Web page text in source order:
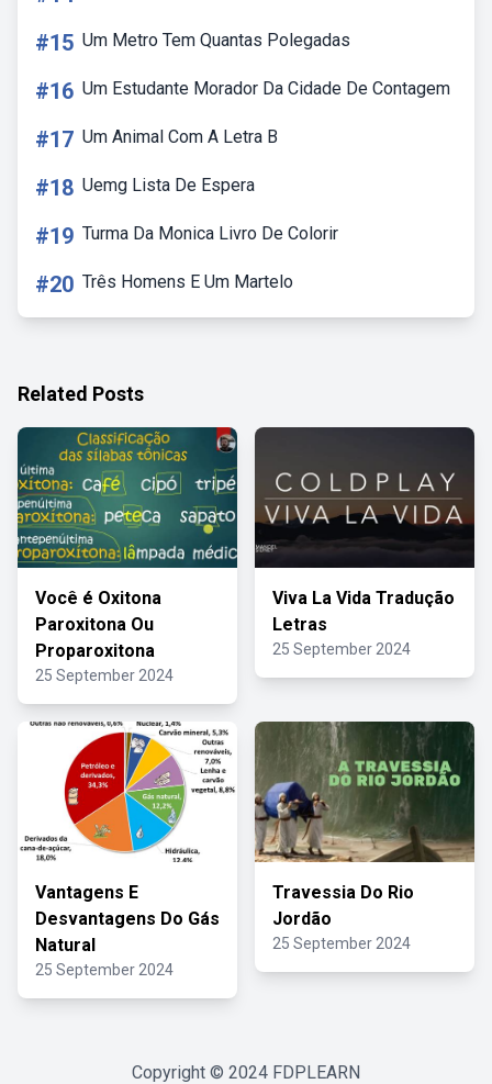
#15 Um Metro Tem Quantas Polegadas
#16 Um Estudante Morador Da Cidade De Contagem
#17 Um Animal Com A Letra B
#18 Uemg Lista De Espera
#19 Turma Da Monica Livro De Colorir
#20 Três Homens E Um Martelo
Related Posts
Você é Oxitona
Paroxitona Ou
Proparoxitona
25 September 2024
Viva La Vida Tradução
Letras
25 September 2024
Vantagens E
Desvantagens Do Gás
Natural
25 September 2024
Travessia Do Rio
Jordão
25 September 2024
Copyright © 2024 FDPLEARN